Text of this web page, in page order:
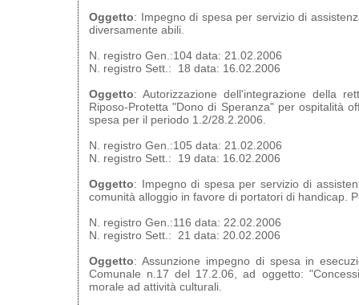
Oggetto: Impegno di spesa per servizio di
diversamente abili.
N. registro Gen.:104 data: 21.02.2006
N. registro Sett.: 18 data: 16.02.2006
Oggetto: Autorizzazione dell'integrazione della
Riposo-Protetta "Dono di Speranza" per ospitalità
spesa per il periodo 1.2/28.2.2006.
N. registro Gen.:105 data: 21.02.2006
N. registro Sett.: 19 data: 16.02.2006
Oggetto: Impegno di spesa per servizio di
comunità alloggio in favore di portatori di handicap.
N. registro Gen.:116 data: 22.02.2006
N. registro Sett.: 21 data: 20.02.2006
Oggetto: Assunzione impegno di spesa in
Comunale n.17 del 17.2.06, ad oggetto:
morale ad attività culturali.